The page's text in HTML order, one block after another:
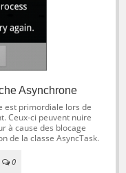
Asynchrone
est primordiale lors de
Ceux-ci peuvent nuire
à cause des blocage
de la classe AsyncTask.
0